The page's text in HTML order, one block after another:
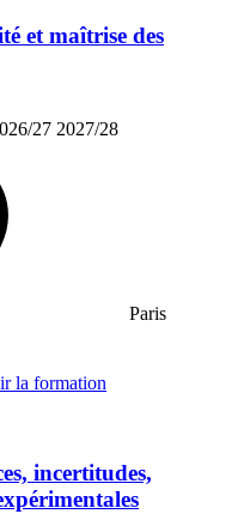
et maîtrise des
27 2027/28
Paris
la formation
incertitudes,